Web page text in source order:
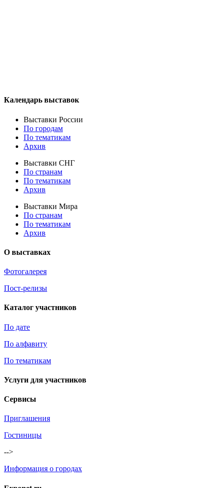
Календарь выставок
Выставки России
По городам
По тематикам
Архив
Выставки СНГ
По странам
По тематикам
Архив
Выставки Мира
По странам
По тематикам
Архив
О выставках
Фотогалерея
Пост-релизы
Каталог участников
По дате
По алфавиту
По тематикам
Услуги для участников
Сервисы
Приглашения
Гостиницы
-->
Информация о городах